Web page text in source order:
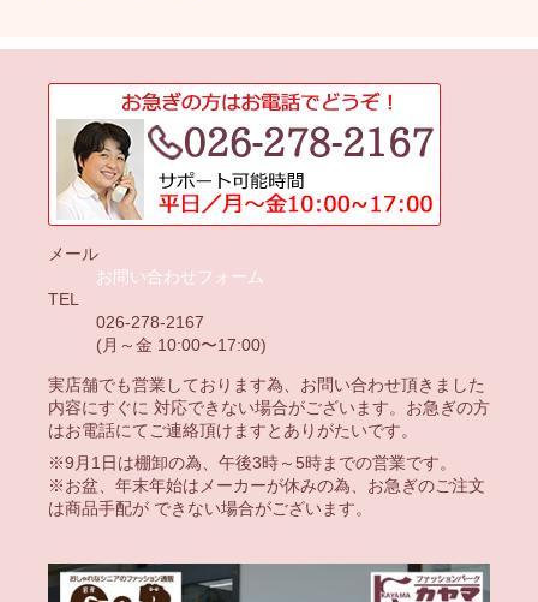
メール
お問い合わせフォーム
TEL
026-278-2167
(月～金 10:00〜17:00)
実店舗でも営業しております為、お問い合わせ頂きました
内容にすぐに 対応できない場合がございます。お急ぎの方
はお電話にてご連絡頂けますとありがたいです。
※9月1日は棚卸の為、午後3時～5時までの営業です。
※お盆、年末年始はメーカーが休みの為、お急ぎのご注文
は商品手配が できない場合がございます。